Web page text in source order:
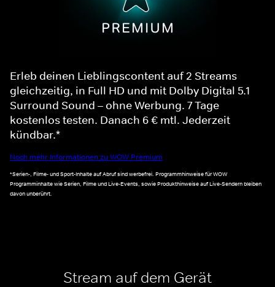
Erleb deinen Lieblingscontent auf 2 Streams
gleichzeitig, in Full HD und mit Dolby Digital 5.1
Surround Sound – ohne Werbung. 7 Tage
kostenlos testen. Danach 6 € mtl. Jederzeit
kündbar.*
Noch mehr Informationen zu WOW Premium
*Serien-, Filme- und Sport-Inhalte auf Abruf sind werbefrei. Programmhinweise für WOW
Programminhalte wie Serien, Filme und Live-Events, sowie Produkthinweise auf Live-Sendern bleiben
davon unberührt.
Stream auf dem Gerät